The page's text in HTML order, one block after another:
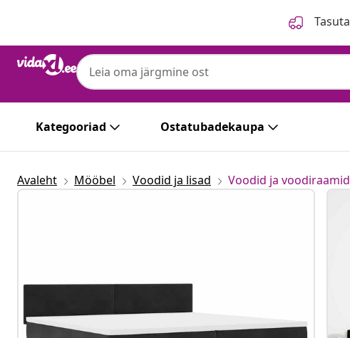
Kategooriad Ostatubadekaupa
Avaleht Mööbel Voodid ja lisad Voodid ja voodiraamid